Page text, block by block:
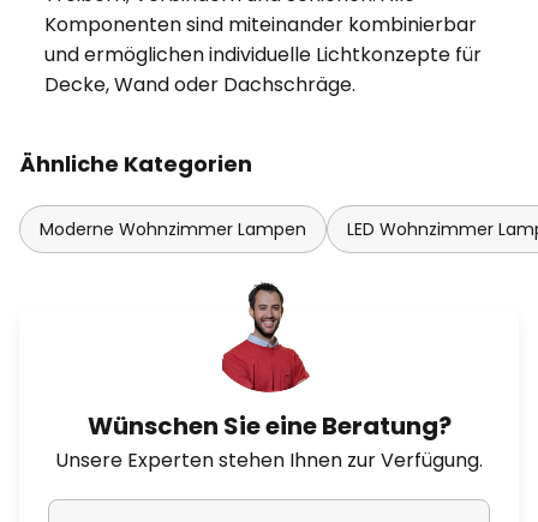
Komponenten sind miteinander kombinierbar
und ermöglichen individuelle Lichtkonzepte für
Decke, Wand oder Dachschräge.
Ähnliche Kategorien
Moderne Wohnzimmer Lampen LED Wohnzimmer
Wünschen Sie eine Beratung?
Unsere Experten stehen Ihnen zur Verfügung.